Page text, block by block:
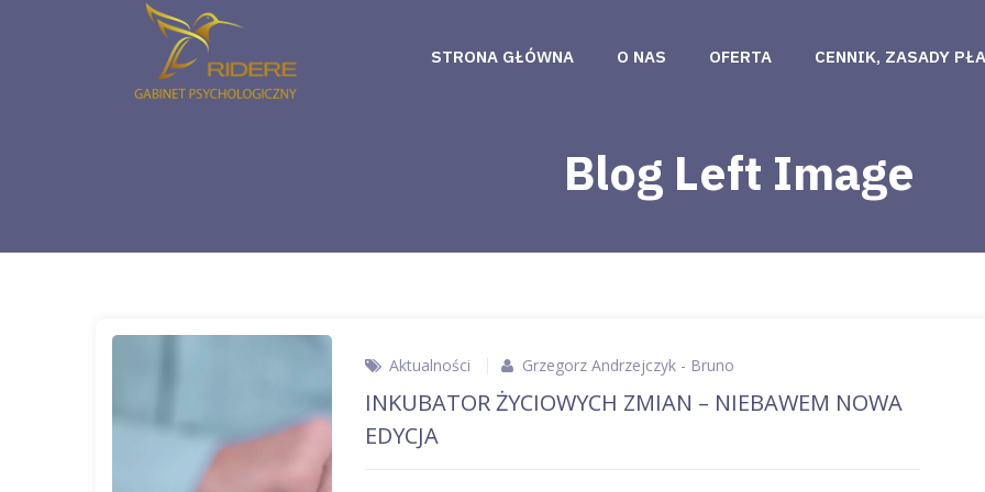
STRONA GŁÓWNA O NAS OFERTA CENNIK, ZASADY
Blog Left Image
Aktualności Grzegorz Andrzejczyk - Bruno
INKUBATOR ŻYCIOWYCH ZMIAN – NIEBAWEM NOWA
EDYCJA